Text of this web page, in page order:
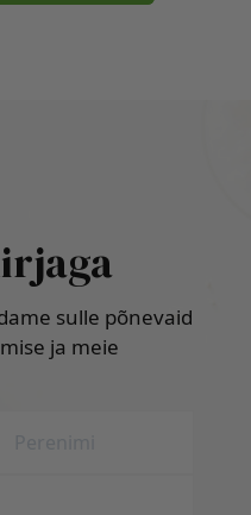
sulle põnevaid
ja meie